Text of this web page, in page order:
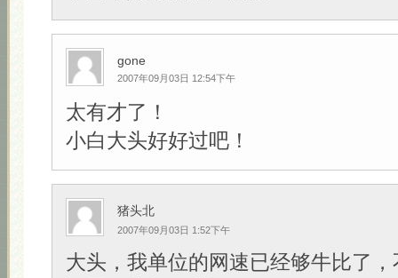
gone
2007年09月03日 12:54下午
太有才了！
小白大头好好过吧！
猪头北
2007年09月03日 1:52下午
大头，我单位的网速已经够牛比了